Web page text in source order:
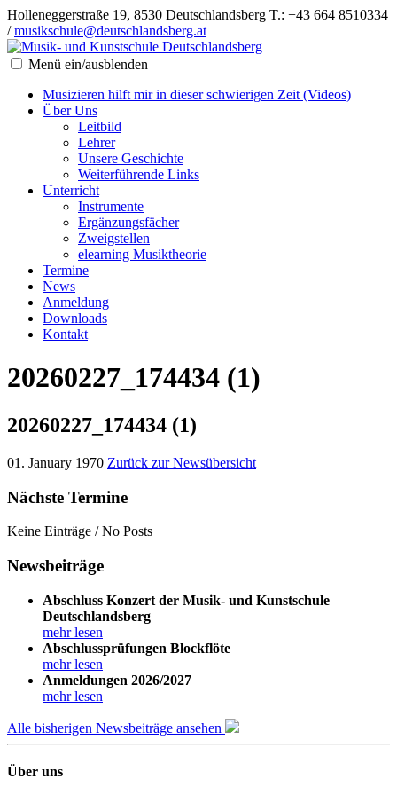
Holleneggerstraße 19, 8530 Deutschlandsberg T.: +43 664 8510334
/musikschule@deutschlandsberg.at
Menü ein/ausblenden
Musizieren hilft mir in dieser schwierigen Zeit (Videos)
Über Uns
Leitbild
Lehrer
Unsere Geschichte
Weiterführende Links
Unterricht
Instrumente
Ergänzungsfächer
Zweigstellen
elearning Musiktheorie
Termine
News
Anmeldung
Downloads
Kontakt
20260227_174434 (1)
20260227_174434 (1)
01. January 1970 Zurück zur Newsübersicht
Nächste Termine
Keine Einträge / No Posts
Newsbeiträge
Abschluss Konzert der Musik- und Kunstschule
Deutschlandsberg
mehr lesen
Abschlussprüfungen Blockflöte
mehr lesen
Anmeldungen 2026/2027
mehr lesen
Alle bisherigen Newsbeiträge ansehen
Über uns